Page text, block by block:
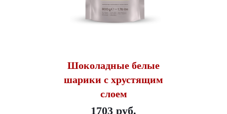
Шоколадные белые
шарики с хрустящим
слоем
1703 руб.